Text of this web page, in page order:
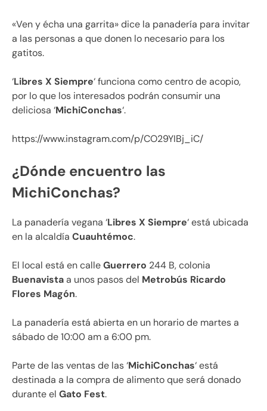
«Ven y écha una garrita» dice la panadería para invitar
a las personas a que donen lo necesario para los
gatitos.
‘Libres X Siempre‘ funciona como centro de acopio,
por lo que los interesados podrán consumir una
deliciosa ‘MichiConchas‘.
https://www.instagram.com/p/CO29YIBj_iC/
¿Dónde encuentro las
MichiConchas?
La panadería vegana ‘Libres X Siempre‘ está ubicada
en la alcaldía Cuauhtémoc.
El local está en calleGuerrero 244 B, colonia
Buenavistaa unos pasos del Metrobús Ricardo
Flores Magón.
La panadería está abierta en un horario de martes a
sábado de 10:00 am a 6:00 pm.
Parte de las ventas de las ‘MichiConchas‘ está
destinada a la compra de alimento que será donado
durante el Gato Fest.